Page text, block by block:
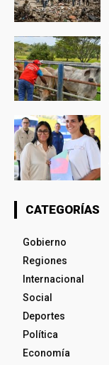
CATEGORÍAS
Gobierno
Regiones
Internacional
Social
Deportes
Política
Economía